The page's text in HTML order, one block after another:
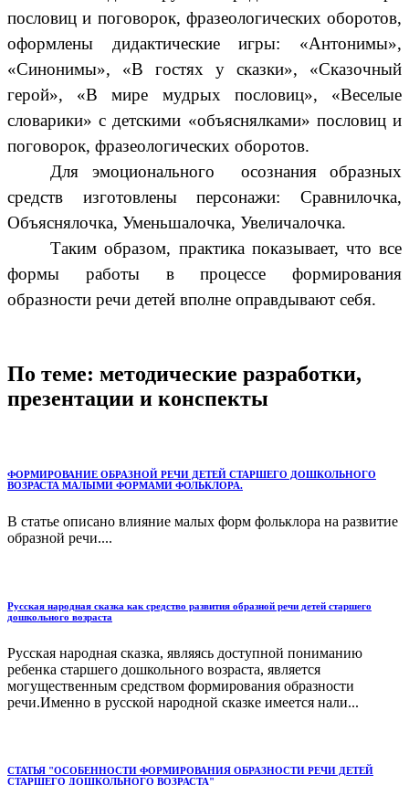
пословиц и поговорок, фразеологических оборотов,
оформлены дидактические игры: «Антонимы»,
«Синонимы», «В гостях у сказки», «Сказочный
герой», «В мире мудрых пословиц», «Веселые
словарики» с детскими «объяснялками» пословиц и
поговорок, фразеологических оборотов.
Для эмоционального осознания образных
средств изготовлены персонажи: Сравнилочка,
Объяснялочка, Уменьшалочка, Увеличалочка.
Таким образом, практика показывает, что все
формы работы в процессе формирования
образности речи детей вполне оправдывают себя.
По теме: методические разработки,
презентации и конспекты
ФОРМИРОВАНИЕ ОБРАЗНОЙ РЕЧИ ДЕТЕЙ СТАРШЕГО ДОШКОЛЬНОГО
ВОЗРАСТА МАЛЫМИ ФОРМАМИ ФОЛЬКЛОРА.
В статье описано влияние малых форм фольклора на развитие
образной речи....
Русская народная сказка как средство развития образной речи детей старшего
дошкольного возраста
Русская народная сказка, являясь доступной пониманию
ребенка старшего дошкольного возраста, является
могущественным средством формирования образности
речи.Именно в русской народной сказке имеется нали...
СТАТЬЯ "ОСОБЕННОСТИ ФОРМИРОВАНИЯ ОБРАЗНОСТИ РЕЧИ ДЕТЕЙ
СТАРШЕГО ДОШКОЛЬНОГО ВОЗРАСТА"